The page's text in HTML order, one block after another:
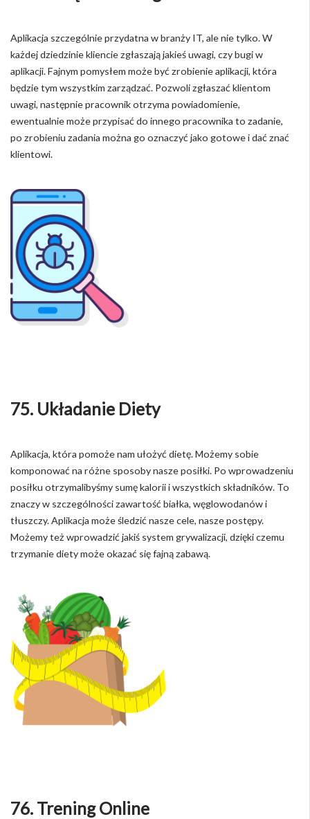
Aplikacja szczególnie przydatna w branży IT, ale nie tylko. W
każdej dziedzinie kliencie zgłaszają jakieś uwagi, czy bugi w
aplikacji. Fajnym pomysłem może być zrobienie aplikacji, która
będzie tym wszystkim zarządzać. Pozwoli zgłaszać klientom
uwagi, następnie pracownik otrzyma powiadomienie,
ewentualnie może przypisać do innego pracownika to zadanie,
po zrobieniu zadania można go oznaczyć jako gotowe i dać znać
klientowi.
75. Układanie Diety
Aplikacja, która pomoże nam ułożyć dietę. Możemy sobie
komponować na różne sposoby nasze posiłki. Po wprowadzeniu
posiłku otrzymalibyśmy sumę kalorii i wszystkich składników. To
znaczy w szczególności zawartość białka, węglowodanów i
tłuszczy. Aplikacja może śledzić nasze cele, nasze postępy.
Możemy też wprowadzić jakiś system grywalizacji, dzięki czemu
trzymanie diety może okazać się fajną zabawą.
76. Trening Online